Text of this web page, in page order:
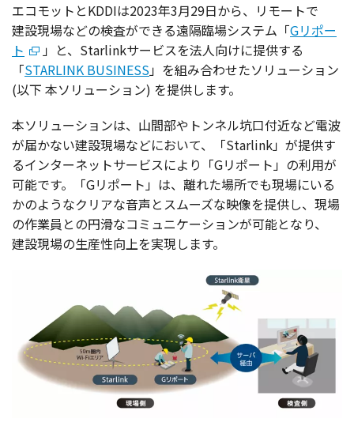
エコモット とKDDIは2023年3月29日から、 リモートで
建設現場などの検査ができる遠隔臨場システム 「Gリポー
ト
」と、Starlinkサービスを法人向けに提供する
「STARLINK BUSINESS」を組み合わせたソリューション
(以下 本ソリューション) を提供します。
本ソリューションは、 山間部や トンネル坑口付近など電波
が届かない建設現場などにおいて、「Starlink」が提供す
るインターネットサービスにより「Gリポート」の利用が
可能です。「Gリポート」は、離れた場所でも現場にいる
かのようなクリアな音声とスムーズな映像を提供し、 現場
の作業員 との円滑なコミュニケーションが可能となり、
建設現場の生産性向上を実現します。